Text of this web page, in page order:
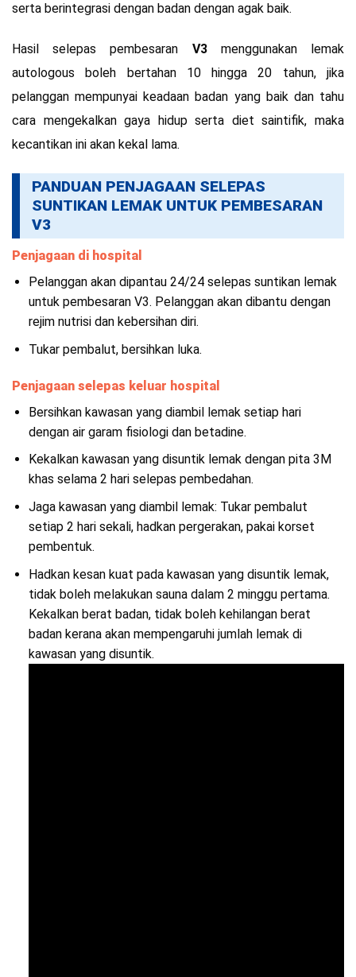
serta berintegrasi dengan badan dengan agak baik.
Hasil selepas pembesaran V3menggunakan lemak
autologous boleh bertahan 10 hingga 20 tahun, jika
pelanggan mempunyai keadaan badan yang baik dan tahu
cara mengekalkan gaya hidup serta diet saintifik, maka
kecantikan ini akan kekal lama.
PANDUAN PENJAGAAN SELEPAS
SUNTIKAN LEMAK UNTUK PEMBESARAN
V3
Penjagaan di hospital
Pelanggan akan dipantau 24/24 selepas suntikan lemak
untuk pembesaran V3. Pelanggan akan dibantu dengan
rejim nutrisi dan kebersihan diri.
Tukar pembalut, bersihkan luka.
Penjagaan selepas keluar hospital
Bersihkan kawasan yang diambil lemak setiap hari
dengan air garam fisiologi dan betadine.
Kekalkan kawasan yang disuntik lemak dengan pita 3M
khas selama 2 hari selepas pembedahan.
Jaga kawasan yang diambil lemak: Tukar pembalut
setiap 2 hari sekali, hadkan pergerakan, pakai korset
pembentuk.
Hadkan kesan kuat pada kawasan yang disuntik lemak,
tidak boleh melakukan sauna dalam 2 minggu pertama.
Kekalkan berat badan, tidak boleh kehilangan berat
badan kerana akan mempengaruhi jumlah lemak di
kawasan yang disuntik.